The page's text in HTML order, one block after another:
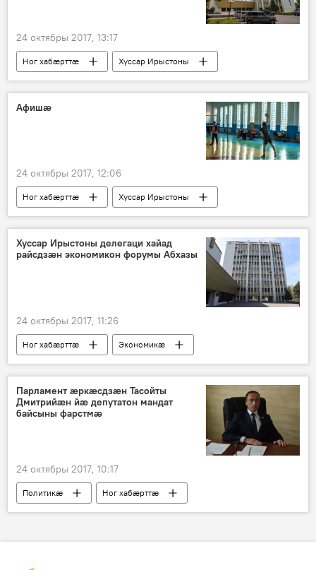
24 октябры 2017, 13:17
Ног хабӕрттӕ Хуссар Ирыстоны
Афишæ
24 октябры 2017, 12:06
Ног хабӕрттӕ Хуссар Ирыстоны
Хуссар Ирыстоны делегаци хайад
райсдзæн экономикон форумы Абхазы
24 октябры 2017, 11:26
Ног хабӕрттӕ
Экономикӕ
Хуссар Ирыстоны
Парламент æркæсдзæн Тасойты
Дмитрийæн йæ депутатон мандат
байсыны фарстмæ
24 октябры 2017, 10:17
Политикӕ
Ног хабӕрттӕ
Хуссар Ирыстоны